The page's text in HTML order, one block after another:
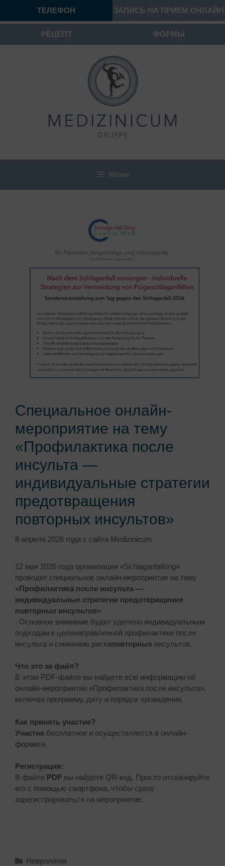
Меню
Специальное онлайн-
мероприятие на тему
«Профилактика после
инсульта —
индивидуальные стратегии
предотвращения
повторных инсультов»
8 апреля 2026 года с сайта Medizinicum
12 мая 2026 года организация «Schlaganfallring»
проводит специальное онлайн-мероприятие на тему
«Профилактика после инсульта —
индивидуальные стратегии предотвращения
повторных инсультов»
. Основное внимание будет уделено индивидуальным
подходам к целенаправленной профилактике после
инсульта и снижению рискаповторных инсультов.
Что это за файл?
В этом PDF-файле вы найдете всю информацию об
онлайн-мероприятии «Профилактика после инсульта»,
включая программу, дату и порядок проведения.
Как принять участие?
Участие бесплатное и осуществляется в онлайн-
формате.
Регистрация:
В файле PDF вы найдете QR-код. Просто отсканируйте
его с помощью смартфона, чтобы сразу
зарегистрироваться на мероприятие.
Неврология
ТЕЛЕФОН ЗАПИСЬ НА ПРИЕМ ОНЛАЙН
РЕЦЕПТ ФОРМЫ